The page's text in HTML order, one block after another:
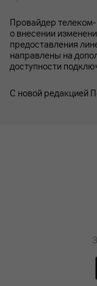
Провайдер
о внесении
предоставления
направлены на
доступности
С новой редакцией